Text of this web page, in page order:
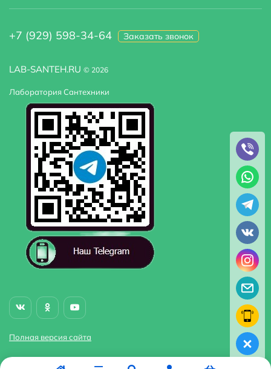
LAB-SANTEH.RU © 2026
Лаборатория Сантехники
Полная версия сайта
+7 (929) 598-34-64 Заказать звонок